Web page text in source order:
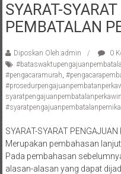
Pengacara
Perceraian/
/
Konsultan
Hukum
/
Konsultan
Hukum
Pajak/
Mediator/
Mediasi/
SYARAT-
PEMBATALAN
Diposkan Oleh:admin
0
#pengacaramurah,
SYARAT-SYARAT
Merupakan pembahasan
Pada pembahasan
alasan-alasan yang dapat